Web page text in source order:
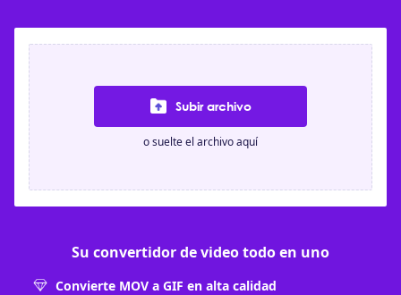
Subir archivo
o suelte el archivo aquí
Su convertidor de video todo en uno
Convierte MOV a GIF en alta calidad